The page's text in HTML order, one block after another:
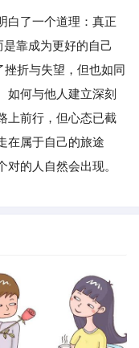
白了一个道理：真正
是靠成为更好的自己
挫折与失望，但也如同
如何与他人建立深刻
上前行，但心态已截
属于自己的旅途
的人自然会出现。